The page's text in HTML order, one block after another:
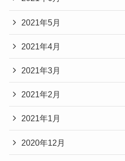
2021年5月
2021年4月
2021年3月
2021年2月
2021年1月
2020年12月